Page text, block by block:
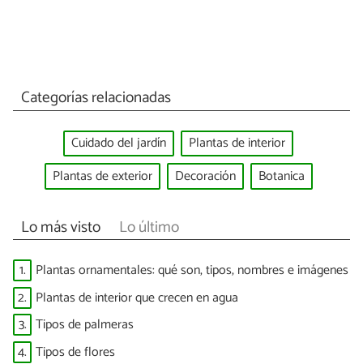
Categorías relacionadas
Cuidado del jardín
Plantas de interior
Plantas de exterior
Decoración Botanica
Lo más visto Lo último
1. Plantas ornamentales: qué son, tipos, nombres e imágenes
2. Plantas de interior que crecen en agua
3. Tipos de palmeras
4. Tipos de flores